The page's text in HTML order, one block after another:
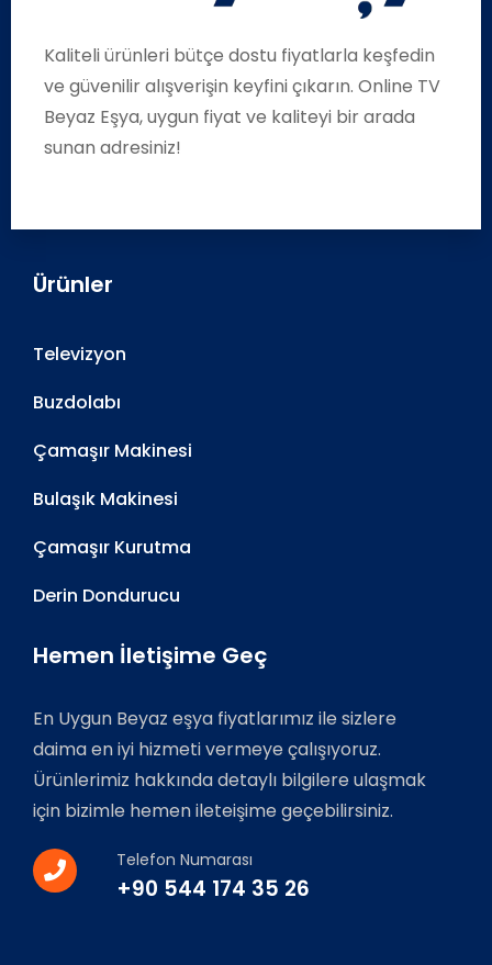
Kaliteli ürünleri bütçe dostu fiyatlarla keşfedin
ve güvenilir alışverişin keyfini çıkarın. Online TV
Beyaz Eşya, uygun fiyat ve kaliteyi bir arada
sunan adresiniz!
Ürünler
Televizyon
Buzdolabı
Çamaşır Makinesi
Bulaşık Makinesi
Çamaşır Kurutma
Derin Dondurucu
Hemen İletişime Geç
En Uygun Beyaz eşya fiyatlarımız ile sizlere
daima en iyi hizmeti vermeye çalışıyoruz.
Ürünlerimiz hakkında detaylı bilgilere ulaşmak
için bizimle hemen ileteişime geçebilirsiniz.
Telefon Numarası
+90 544 174 35 26